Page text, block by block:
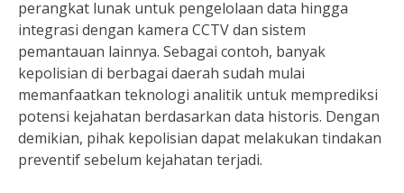
perangkat lunak untuk pengelolaan data hingga
integrasi dengan kamera CCTV dan sistem
pemantauan lainnya. Sebagai contoh, banyak
kepolisian di berbagai daerah sudah mulai
memanfaatkan teknologi analitik untuk memprediksi
potensi kejahatan berdasarkan data historis. Dengan
demikian, pihak kepolisian dapat melakukan tindakan
preventif sebelum kejahatan terjadi.